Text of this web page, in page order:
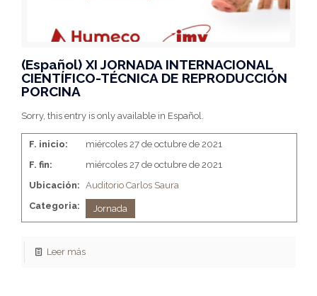
(Español) XI JORNADA INTERNACIONAL
CIENTÍFICO-TÉCNICA DE REPRODUCCIÓN
PORCINA
Sorry, this entry is only available in Español.
F. inicio:
miércoles 27 de octubre de 2021
F. fin:
miércoles 27 de octubre de 2021
Ubicación: Auditorio Carlos Saura
Categoria:
Jornada
Leer más